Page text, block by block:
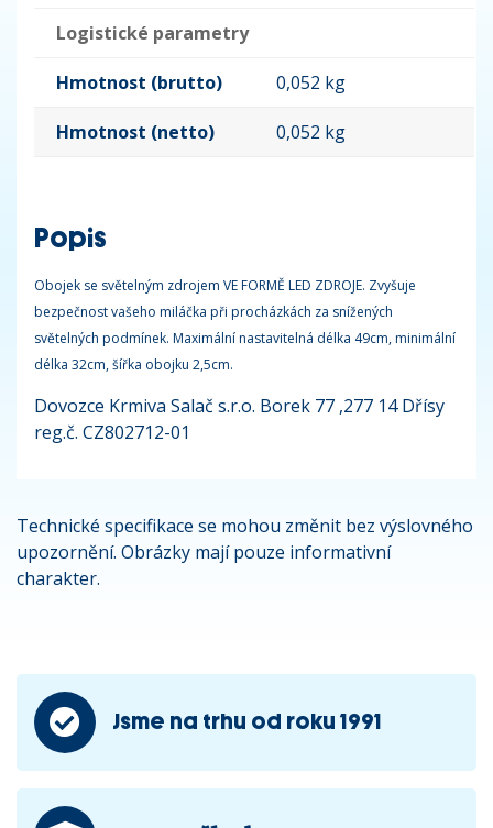
Logistické parametry
Hmotnost (brutto) 0,052 kg
Hmotnost (netto) 0,052 kg
Popis
Obojek se světelným zdrojem VE FORMĚ LED ZDROJE. Zvyšuje
bezpečnost vašeho miláčka při procházkách za snížených
světelných podmínek. Maximální nastavitelná délka 49cm, minimální
délka 32cm, šířka obojku 2,5cm.
Dovozce Krmiva Salač s.r.o. Borek 77 ,277 14 Dřísy
reg.č. CZ802712-01
Technické specifikace se mohou změnit bez výslovného
upozornění. Obrázky mají pouze informativní
charakter.
Jsme na trhu od roku 1991